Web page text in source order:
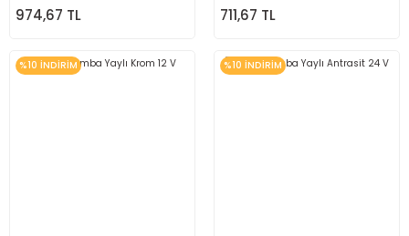
974,67 TL 711,67 TL
%10 İNDİRİM %10 İNDİRİM